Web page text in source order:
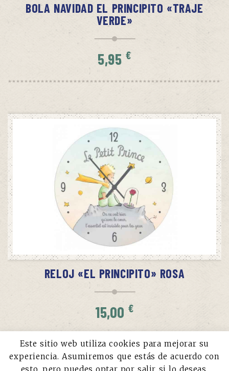
BOLA NAVIDAD EL PRINCIPITO «TRAJE
VERDE»
5,95€
AÑADIR AL CARRITO
RELOJ «EL PRINCIPITO» ROSA
15,00€
Este sitio web utiliza cookies para mejorar su
experiencia. Asumiremos que estás de acuerdo con